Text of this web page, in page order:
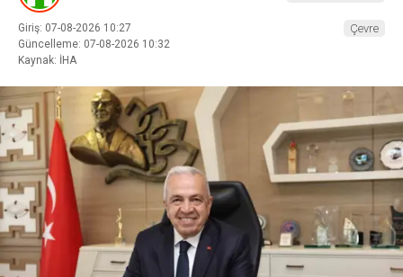
Giriş: 07-08-2026 10:27
Güncelleme: 07-08-2026 10:32
Kaynak: İHA
Çevre